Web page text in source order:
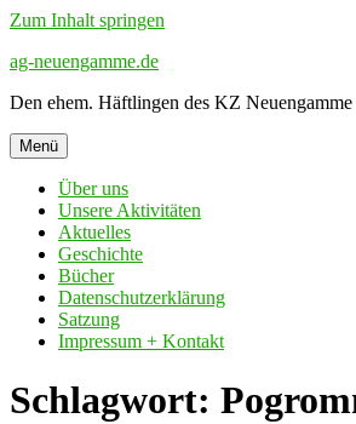
Zum Inhalt springen
ag-neuengamme.de
Den ehem. Häftlingen des KZ
Menü
Über uns
Unsere Aktivitäten
Aktuelles
Geschichte
Bücher
Datenschutzerklärung
Satzung
Impressum + Kontakt
Schlagwort: